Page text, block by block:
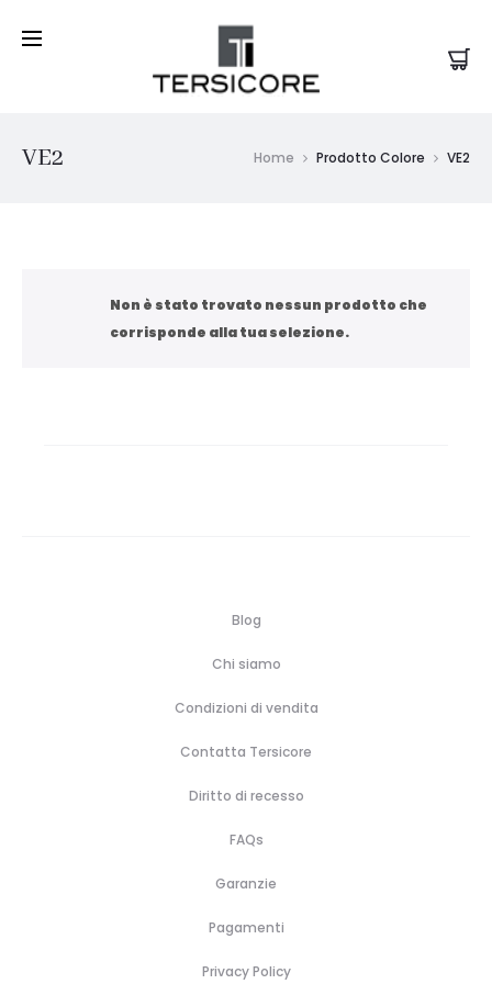
VE2 Home Prodotto Colore VE2
Non è stato trovato nessun prodotto che
corrisponde alla tua selezione.
Blog
Chi siamo
Condizioni di vendita
Contatta Tersicore
Diritto di recesso
FAQs
Garanzie
Pagamenti
Privacy Policy